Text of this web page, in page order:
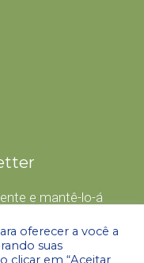
e mantê-lo-á
oferecer a você a
suas
clicar em “Aceitar